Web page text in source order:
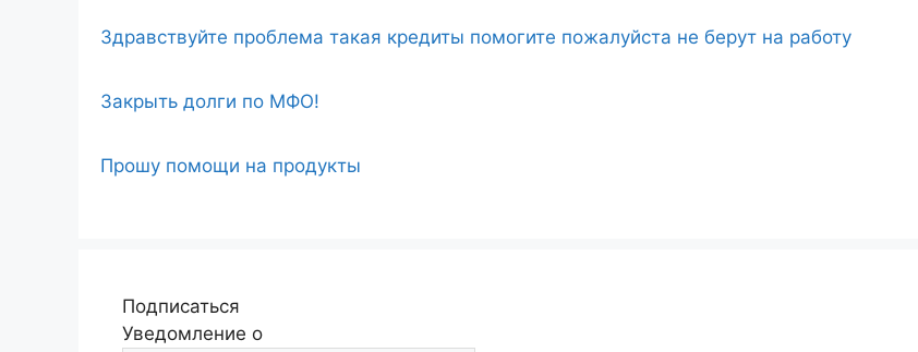
Здравствуйте проблема такая кредиты помогите пожалуйста не берут на работу
Закрыть долги по МФО!
Прошу помощи на продукты
Подписаться
Уведомление о